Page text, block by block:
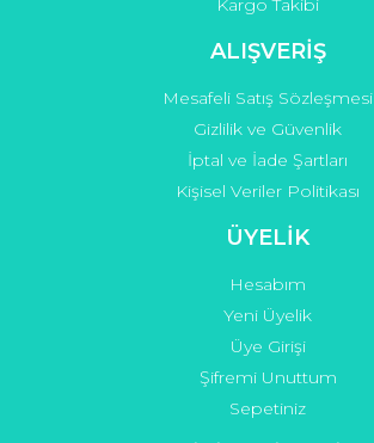
Gönder
Kargo Takibi
ALIŞVERİŞ
Mesafeli Satış Sözleşmesi
Gizlilik ve Güvenlik
İptal ve İade Şartları
Kişisel Veriler Politikası
ÜYELİK
Hesabım
Yeni Üyelik
Üye Girişi
Şifremi Unuttum
Sepetiniz